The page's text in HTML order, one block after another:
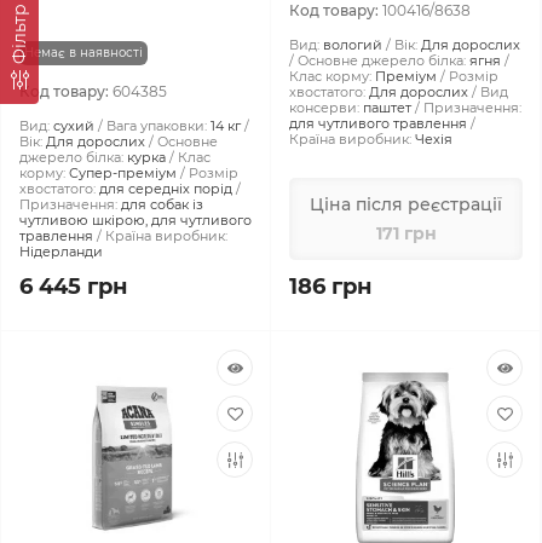
ФiльтрНемає в наявності
Код товару: 604385
Вид: сухий Вага упаковки: 14 кг
Вік: Для дорослих
Основне
джерело білка: курка
Клас
корму: Супер-преміум
Розмір
хвостатого: для середніх порід
Призначення: для собак із
чутливою шкірою, для чутливого
травлення
Країна виробник:
Нідерланди
6 445 грн
Код товару: 100416/8638
Вид: вологий Вік: Для дорослих
Основне джерело білка: ягня
Клас корму: Преміум
Розмір
хвостатого: Для дорослих
Вид
консерви: паштет
Призначення:
для чутливого травлення
Країна виробник: Чехія
Ціна після реєстрації
171 грн
186 грн